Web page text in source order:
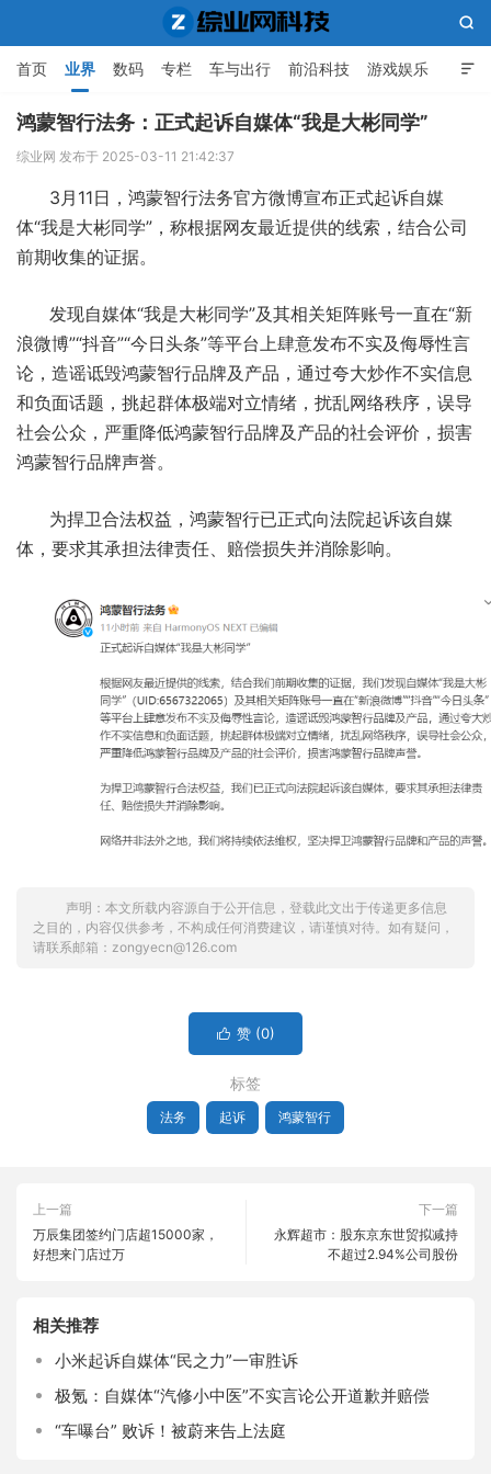

首页 业界 数码 专栏 车与出行 前沿科技 游戏娱乐
人工智能

鸿蒙智行法务：正式起诉自媒体“我是大彬同学”
综业网 发布于 2025-03-11 21:42:37
3月11日，鸿蒙智行法务官方微博宣布正式起诉自媒
体“我是大彬同学”，称根据网友最近提供的线索，结合公司
前期收集的证据。
发现自媒体“我是大彬同学”及其相关矩阵账号一直在“新
浪微博”“抖音”“今日头条”等平台上肆意发布不实及侮辱性言
论，造谣诋毁鸿蒙智行品牌及产品，通过夸大炒作不实信息
和负面话题，挑起群体极端对立情绪，扰乱网络秩序，误导
社会公众，严重降低鸿蒙智行品牌及产品的社会评价，损害
鸿蒙智行品牌声誉。
为捍卫合法权益，鸿蒙智行已正式向法院起诉该自媒
体，要求其承担法律责任、赔偿损失并消除影响。
声明：本文所载内容源自于公开信息，登载此文出于传递更多信息
之目的，内容仅供参考，不构成任何消费建议，请谨慎对待。如有疑问，
请联系邮箱：zongyecn@126.com
 赞 (0)
标签
法务 起诉 鸿蒙智行
上一篇
万辰集团签约门店超15000家，
好想来门店过万
下一篇
永辉超市：股东京东世贸拟减持
不超过2.94%公司股份
相关推荐
小米起诉自媒体“民之力”一审胜诉
极氪：自媒体“汽修小中医”不实言论公开道歉并赔偿
“车曝台” 败诉！被蔚来告上法庭